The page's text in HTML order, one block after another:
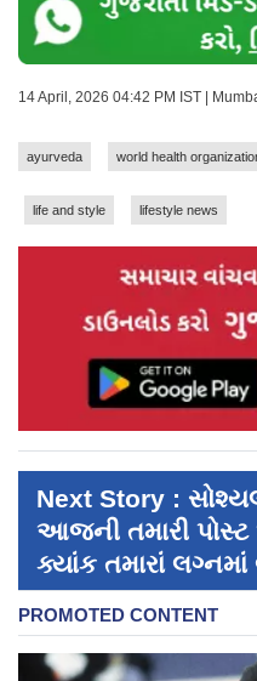
14 April, 2026 04:42 PM IST |
ayurveda world health
life and style lifestyle news
Next Story :
આજની તમારી
ક્યાંક તમારાં